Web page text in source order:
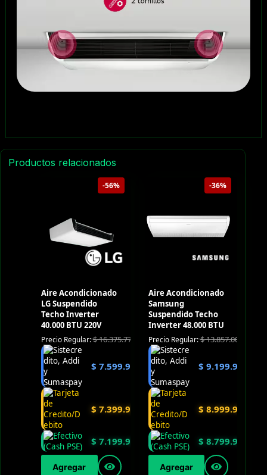
Productos relacionados
-56%
Aire Acondicionado
LG Suspendido
Techo Inverter
40.000 BTU 220V
Precio Regular:$16.375.770
$ 7.599.900
$ 7.399.900
$ 7.199.900
Agregar
-36%
Aire Acondicionado
Samsung
Suspendido Techo
Inverter 48.000 BTU
Precio Regular:$13.857.000
$ 9.199.900
$ 8.999.900
$ 8.799.900
Agregar